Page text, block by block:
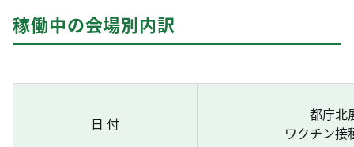
稼働中の会場別内訳
日 付
都庁北
ワクチン接